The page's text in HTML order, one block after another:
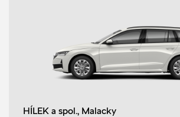
HÍLEK a spol., Malacky